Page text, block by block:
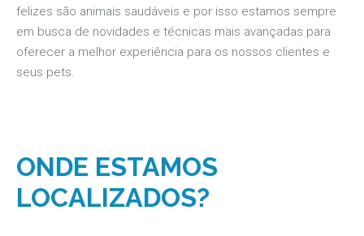
felizes são animais saudáveis e por isso estamos sempre
em busca de novidades e técnicas mais avançadas para
oferecer a melhor experiência para os nossos clientes e
seus pets.
ONDE ESTAMOS
LOCALIZADOS?